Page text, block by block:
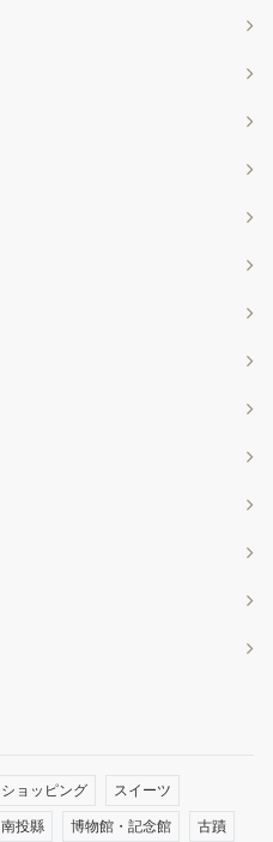
ショッピング スイーツ
南投縣 博物館・記念館 古蹟